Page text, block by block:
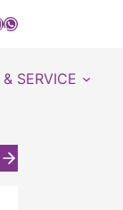
WhatsApp Kanal von detmold-lutherisch
SERVICE